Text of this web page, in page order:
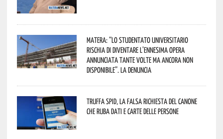
Matera: “Lo studentato universitario
rischia di diventare l’ennesima opera
annunciata tante volte ma ancora non
disponibile”. La denuncia
Truffa Spid, la falsa richiesta del canone
che ruba dati e carte delle persone